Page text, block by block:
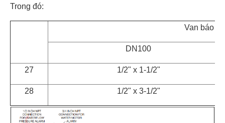
Trong đó:
Van báo
DN100
27 1/2" x 1-1/2"
28 1/2" x 3-1/2"